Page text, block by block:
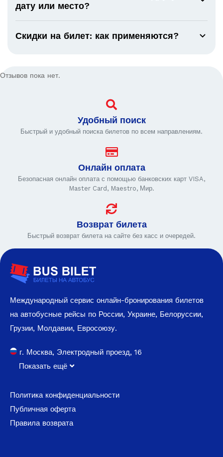
дату или место?
Скидки на билет: как применяются?
Отзывов пока нет.
Удобный поиск
Быстрый и удобный поиска билетов по всем направлениям.
Онлайн оплата
Безопасная онлайн оплата с помощью банковских карт VISA,
Master Card, Maestro, Мир.
Возврат билета
Быстрый возврат билета на сайте без касс и очередей.
Международный сервис онлайн-бронирования билетов
на автобусные рейсы по России, Украине, Белоруссии,
Грузии, Молдавии, Евросоюзу.
г. Москва, Электродный проезд, 16
Показать ещё
Политика конфиденциальности
Публичная оферта
Правила возврата